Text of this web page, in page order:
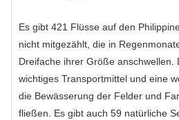
Es gibt 421 Flüsse auf den
nicht mitgezählt, die in
Dreifache ihrer Größe anschwellen.
wichtiges Transportmittel und eine
die Bewässerung der Felder und
fließen. Es gibt auch 59 natürliche